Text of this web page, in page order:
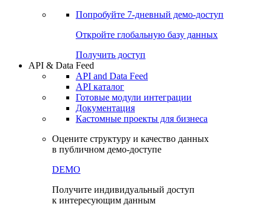
Попробуйте 7-дневный демо-доступ
Откройте глобальную базу данных
Получить доступ
API & Data Feed
API and Data Feed
API каталог
Готовые модули интеграции
Документация
Кастомные проекты для бизнеса
Оцените структуру и качество данных
в публичном демо-доступе
DEMO
Получите индивидуальный доступ
к интересующим данным